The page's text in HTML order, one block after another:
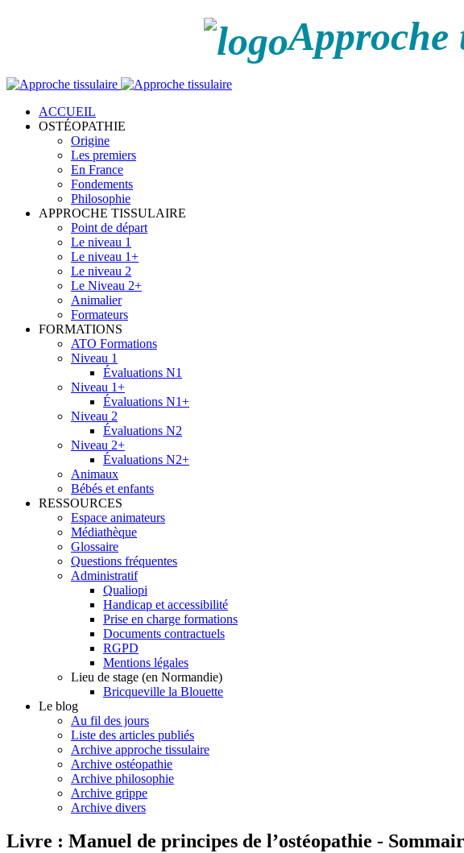
Approche
ACCUEIL
OSTÉOPATHIE
Origine
Les premiers
En France
Fondements
Philosophie
APPROCHE TISSULAIRE
Point de départ
Le niveau 1
Le niveau 1+
Le niveau 2
Le Niveau 2+
Animalier
Formateurs
FORMATIONS
ATO Formations
Niveau 1
Évaluations N1
Niveau 1+
Évaluations N1+
Niveau 2
Évaluations N2
Niveau 2+
Évaluations N2+
Animaux
Bébés et enfants
RESSOURCES
Espace animateurs
Médiathèque
Glossaire
Questions fréquentes
Administratif
Qualiopi
Handicap et accessibilité
Prise en charge formations
Documents contractuels
RGPD
Mentions légales
Lieu de stage (en Normandie)
Bricqueville la Blouette
Le blog
Au fil des jours
Liste des articles publiés
Archive approche tissulaire
Archive ostéopathie
Archive philosophie
Archive grippe
Archive divers
Livre : Manuel de principes de l’ostéopathie -